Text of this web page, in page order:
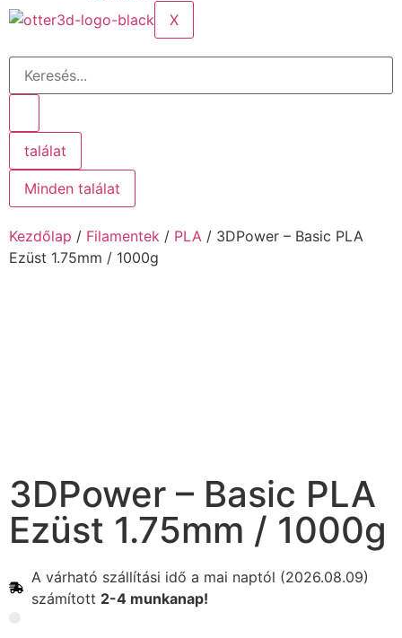
X
találat
Minden találat
Kezdőlap / Filamentek / PLA / 3DPower – Basic PLA
Ezüst 1.75mm / 1000g
3DPower – Basic PLA
Ezüst 1.75mm / 1000g
A várható szállítási idő a mai naptól (2026.08.09)
számított 2-4 munkanap!